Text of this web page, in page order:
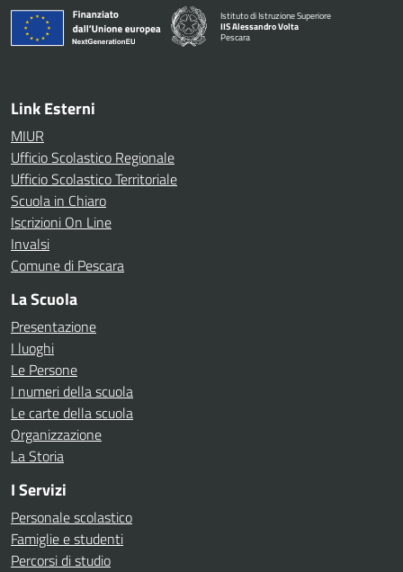
Istituto di Istruzione Superiore
IIS Alessandro Volta
Pescara
Link Esterni
MIUR
Ufficio Scolastico Regionale
Ufficio Scolastico Territoriale
Scuola in Chiaro
Iscrizioni On Line
Invalsi
Comune di Pescara
La Scuola
Presentazione
I luoghi
Le Persone
I numeri della scuola
Le carte della scuola
Organizzazione
La Storia
I Servizi
Personale scolastico
Famiglie e studenti
Percorsi di studio